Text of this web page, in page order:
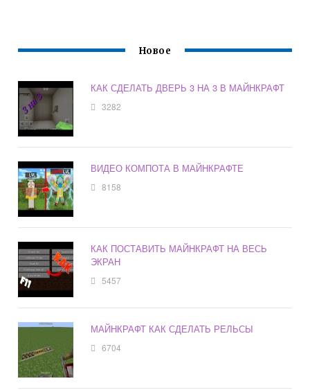
Новое
КАК СДЕЛАТЬ ДВЕРЬ 3 НА 3 В МАЙНКРАФТ
3282
ВИДЕО КОМПОТА В МАЙНКРАФТЕ
8158
КАК ПОСТАВИТЬ МАЙНКРАФТ НА ВЕСЬ
ЭКРАН
5457
МАЙНКРАФТ КАК СДЕЛАТЬ РЕЛЬСЫ
6704